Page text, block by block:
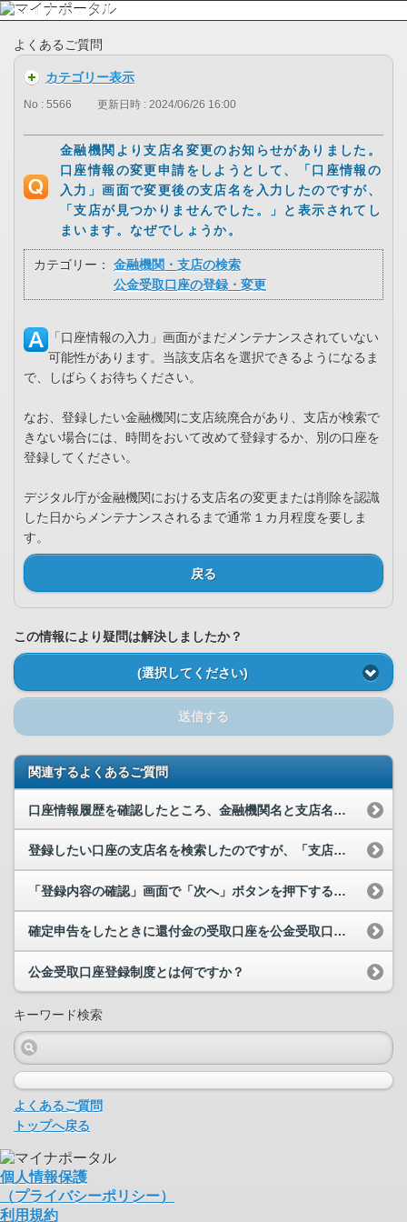
よくあるご質問
カテゴリー表示
No : 5566 更新日時 : 2024/06/26 16:00
金融機関より支店名変更のお知らせがありました。
口座情報の変更申請をしようとして、「口座情報の
入力」画面で変更後の支店名を入力したのですが、
「支店が見つかりませんでした。」と表示されてし
まいます。なぜでしょうか。
カテゴリー：
金融機関・支店の検索
公金受取口座の登録・変更
「口座情報の入力」画面がまだメンテナンスされていない
可能性があります。当該支店名を選択できるようになるま
で、しばらくお待ちください。
なお、登録したい金融機関に支店統廃合があり、支店が検索で
きない場合には、時間をおいて改めて登録するか、別の口座を
登録してください。
デジタル庁が金融機関における支店名の変更または削除を認識
した日からメンテナンスされるまで通常１カ月程度を要しま
す。
戻る
この情報により疑問は解決しましたか？
(選択してください)
送信する
関連するよくあるご質問
口座情報履歴を確認したところ、金融機関名と支店名が変更されていました。
登録したい口座の支店名を検索したのですが、「支店が見つかりませんでした。支店名・支店コードを変...
「登録内容の確認」画面で「次へ」ボタンを押下すると表示されるダイアログのローディングが終わりま...
確定申告をしたときに還付金の受取口座を公金受取口座として登録しましたが、登録結果の通知がマイナ...
公金受取口座登録制度とは何ですか？
キーワード検索
よくあるご質問
トップへ戻る
個人情報保護
（プライバシーポリシー）
利用規約